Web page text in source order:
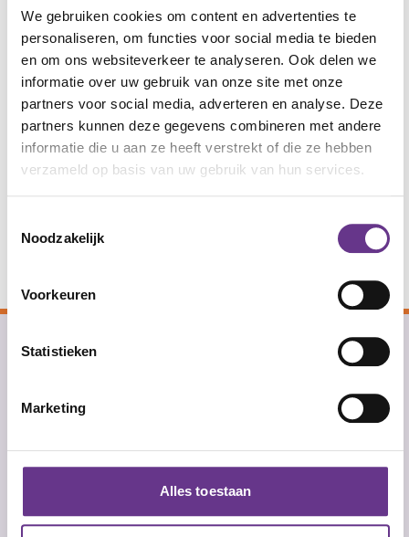
We gebruiken cookies om content en advertenties te
personaliseren, om functies voor social media te bieden
en om ons websiteverkeer te analyseren. Ook delen we
informatie over uw gebruik van onze site met onze
partners voor social media, adverteren en analyse. Deze
partners kunnen deze gegevens combineren met andere
informatie die u aan ze heeft verstrekt of die ze hebben
verzameld op basis van uw gebruik van hun services.
Noodzakelijk
Voorkeuren
Statistieken
Marketing
Alles toestaan
Voor algemene en zakelijke vragen
033 - 760 20 00
Servicekantoor Amersfoort:
Wijersstraat 1, 3811 MZ Amersfoort
Ons
aanbod
Wonen en logeren
Ondersteuning
Leren en werken
Wonen
Ondersteuning
Expertise en behandeling